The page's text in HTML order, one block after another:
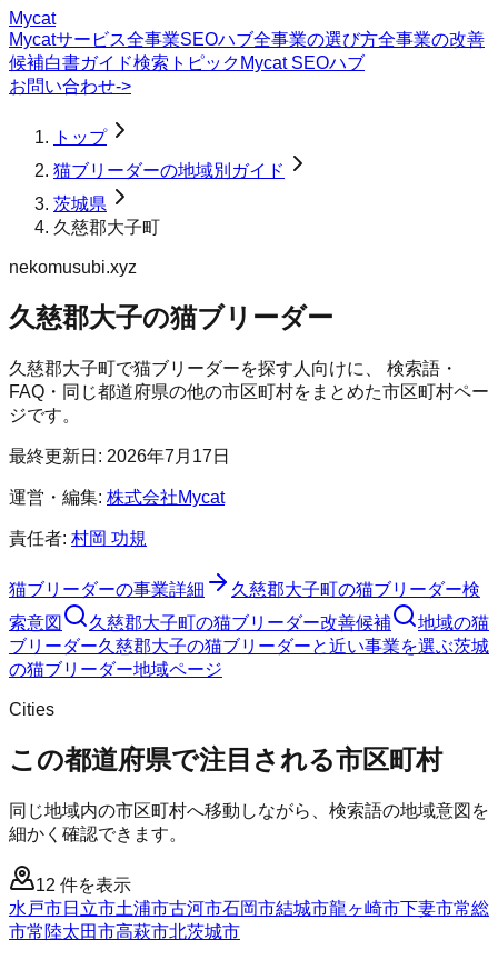
Mycat
Mycatサービス全事業SEOハブ全事業の選び方全事業の改善
候補白書ガイド検索トピック Mycat SEOハブ
お問い合わせ->
トップ
猫ブリーダーの地域別ガイド
茨城県
久慈郡大子町
nekomusubi.xyz
久慈郡大子の猫ブリーダー
久慈郡大子町で猫ブリーダーを探す人向けに、 検索語・
FAQ・同じ都道府県の他の市区町村をまとめた市区町村ペー
ジです。
最終更新日: 2026年7月17日
運営・編集: 株式会社Mycat
責任者: 村岡 功規
猫ブリーダーの事業詳細 久慈郡大子町の猫ブリーダー検
索意図
久慈郡大子町の猫ブリーダー改善候補
地域の猫
ブリーダー久慈郡大子の猫ブリーダーと近い事業を選ぶ茨城
の猫ブリーダー地域ページ
Cities
この都道府県で注目される市区町村
同じ地域内の市区町村へ移動しながら、検索語の地域意図を
細かく確認できます。
12 件を表示
水戸市日立市土浦市古河市石岡市結城市龍ヶ崎市下妻市常総
市常陸太田市高萩市北茨城市